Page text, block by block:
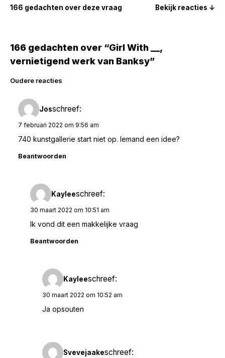
166 gedachten over deze vraag Bekijk reacties ↓
166 gedachten over “Girl With __,
vernietigend werk van Banksy”
Reacties
navigatie
Oudere reacties
Josschreef:
7 februari 2022 om 9:56 am
740 kunstgallerie start niet op. Iemand een idee?
Beantwoorden
Kayleeschreef:
30 maart 2022 om 10:51 am
Ik vond dit een makkelijke vraag
Beantwoorden
Kayleeschreef:
30 maart 2022 om 10:52 am
Ja opsouten
Svevejaakeschreef: